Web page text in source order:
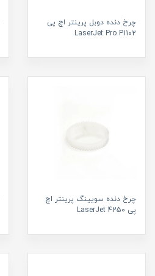
چرخ دنده دوبل پرینتر اچ پی
LaserJet Pro P1102
چرخ دنده سویینگ پرینتر اچ
پی LaserJet 4250